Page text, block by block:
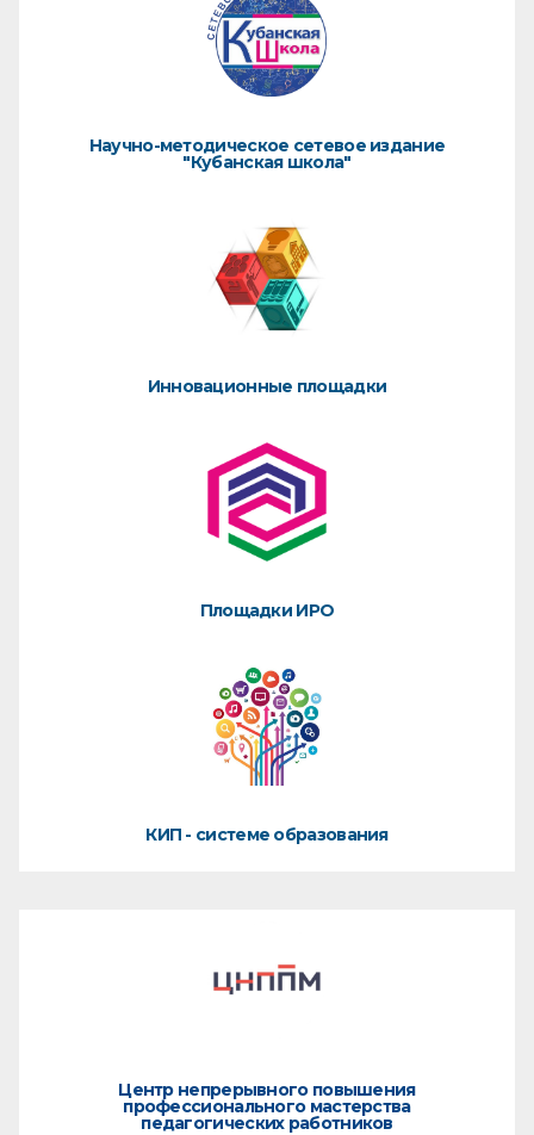
Научно-методическое сетевое издание
"Кубанская школа"
Инновационные площадки
Площадки ИРО
КИП - системе образования
Центр непрерывного повышения
профессионального мастерства
педагогических работников